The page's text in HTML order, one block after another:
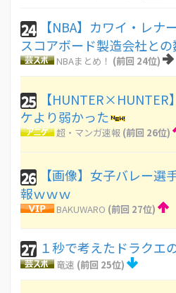
24
【NBA】カワイ・レナ
スコアボード製造会社と
NBAまとめ！ (前回 24位)
25
【HUNTER×HUNTER
ケより弱かった
超・マンガ速報 (前回 26位)
26
【画像】女子バレー
報ｗｗｗ
BAKUWARO (前回 27位)
27 １秒で考えたドラクエ
竜速 (前回 25位)